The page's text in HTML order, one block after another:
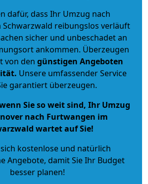
dafür, dass Ihr Umzug nach
Schwarzwald reibungslos verläuft
sicher und unbeschadet an
ankommen. Überzeugen
von den günstigen Angeboten
. Unsere umfassender Service
garantiert überzeugen.
Sie so weit sind, Ihr Umzug
nach Furtwangen im
wartet auf Sie!
kostenlose und natürlich
Angebote, damit Sie Ihr Budget
besser planen!